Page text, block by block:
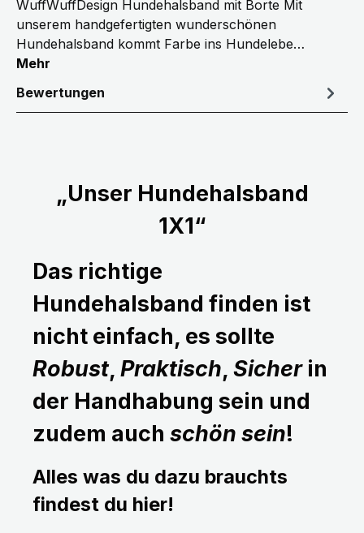
WuffWuffDesign Hundehalsband mit Borte Mit
unserem handgefertigten wunderschönen
Hundehalsband kommt Farbe ins Hundelebe…
Mehr
Bewertungen
„Unser Hundehalsband
1X1“
Das richtige
Hundehalsband finden ist
nicht einfach, es sollte
Robust, Praktisch, Sicherin
der Handhabung sein und
zudem auch schön sein!
Alles was du dazu brauchts
findest du hier!